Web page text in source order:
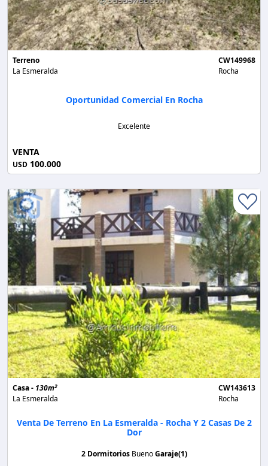
Terreno
La Esmeralda
CW149968
Rocha
Oportunidad Comercial En Rocha
Excelente
VENTA
USD 100.000
Casa - 130m2
La Esmeralda
CW143613
Rocha
Venta De Terreno En La Esmeralda - Rocha Y 2 Casas De 2
Dor
2 Dormitorios BuenoGaraje(1)